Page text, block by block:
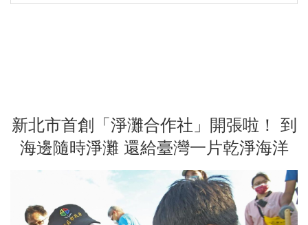
新北市首創「淨灘合作社」開張啦！ 到
海邊隨時淨灘 還給臺灣一片乾淨海洋